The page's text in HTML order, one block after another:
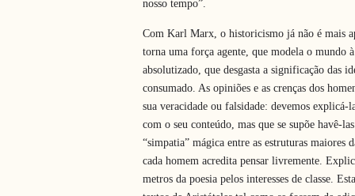
nosso tempo”.
Com Karl Marx, o historicismo já não é mais
torna uma força agente, que modela o mundo
absolutizado, que desgasta a significação das
consumado. As opiniões e as crenças dos
sua veracidade ou falsidade: devemos explicá-
com o seu conteúdo, mas que se supõe havê-
“simpatia” mágica entre as estruturas maiores
cada homem acredita pensar livremente.
metros da poesia pelos interesses de classe.